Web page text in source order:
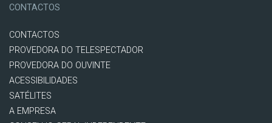
CONTACTOS
CONTACTOS
PROVEDORA DO TELESPECTADOR
PROVEDORA DO OUVINTE
ACESSIBILIDADES
SATÉLITES
A EMPRESA